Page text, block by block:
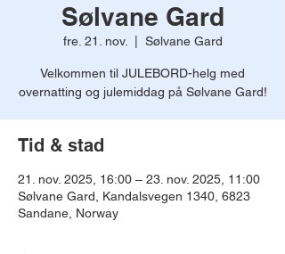
Sølvane Gard
fre. 21. nov. Sølvane Gard
Velkommen til JULEBORD-helg med
overnatting og julemiddag på Sølvane Gard!
Tid & stad
21. nov. 2025, 16:00 – 23. nov. 2025, 11:00
Sølvane Gard, Kandalsvegen 1340, 6823
Sandane, Norway